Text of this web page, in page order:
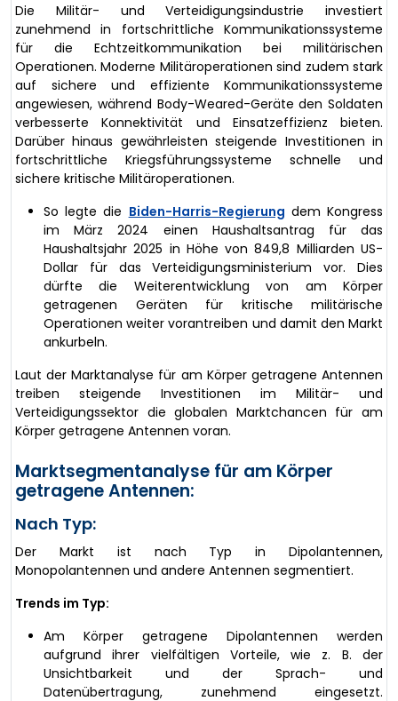
Die Militär- und Verteidigungsindustrie investiert
zunehmend in fortschrittliche Kommunikationssysteme
für die Echtzeitkommunikation bei militärischen
Operationen. Moderne Militäroperationen sind zudem stark
auf sichere und effiziente Kommunikationssysteme
angewiesen, während Body-Weared-Geräte den Soldaten
verbesserte Konnektivität und Einsatzeffizienz bieten.
Darüber hinaus gewährleisten steigende Investitionen in
fortschrittliche Kriegsführungssysteme schnelle und
sichere kritische Militäroperationen.
So legte die Biden-Harris-Regierung dem Kongress
im März 2024 einen Haushaltsantrag für das
Haushaltsjahr 2025 in Höhe von 849,8 Milliarden US-
Dollar für das Verteidigungsministerium vor. Dies
dürfte die Weiterentwicklung von am Körper
getragenen Geräten für kritische militärische
Operationen weiter vorantreiben und damit den Markt
ankurbeln.
Laut der Marktanalyse für am Körper getragene Antennen
treiben steigende Investitionen im Militär- und
Verteidigungssektor die globalen Marktchancen für am
Körper getragene Antennen voran.
Marktsegmentanalyse für am Körper
getragene Antennen:
Nach Typ:
Der Markt ist nach Typ in Dipolantennen,
Monopolantennen und andere Antennen segmentiert.
Trends im Typ:
Am Körper getragene Dipolantennen werden
aufgrund ihrer vielfältigen Vorteile, wie z. B. der
Unsichtbarkeit und der Sprach- und
Datenübertragung, zunehmend eingesetzt.